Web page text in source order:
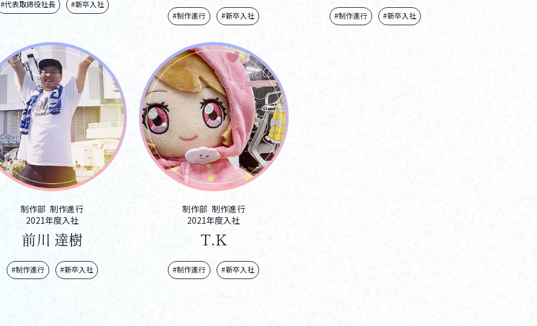
#代表取締役社長 #新卒入社
#制作進行 #新卒入社 #制作進行 #新卒入社
制作部 制作進行
2021年度入社
前川 達樹
#制作進行 #新卒入社
制作部 制作進行
2021年度入社
T.K
#制作進行 #新卒入社